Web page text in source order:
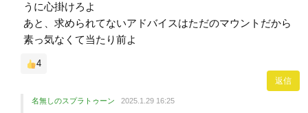
うに心掛けろよ
あと、求められてないアドバイスはただのマウントだから
素っ気なくて当たり前よ
4
返信
名無しのスプラトゥーン 2025.1.29 16:25